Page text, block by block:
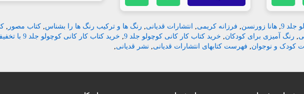
جلد 9 , هانا زورنسن, فرزانه کریمی, انتشارات قدیانی, رنگ ها و ترکیب رنگ ها را بشناس, کتاب مصور ,
, رنگ آمیزی برای کودکان, خرید کتاب کار کانی کوچولو جلد 9 , خرید کتاب کار کانی کوچولو جلد 9 با تخفیف
کودک و نوجوان, فهرست کتابهای انتشارات قدیانی, نشر قدیانی,